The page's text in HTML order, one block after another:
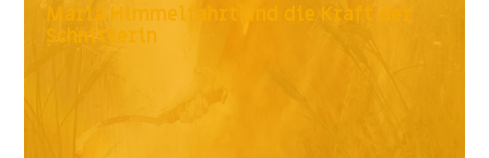
Maria Himmelfahrt und die Kraft der
Schnitterin